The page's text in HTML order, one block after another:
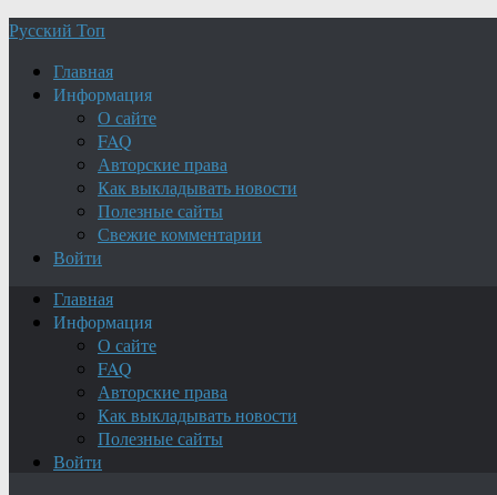
Русский Топ
Главная
Информация
О сайте
FAQ
Авторские права
Как выкладывать новости
Полезные сайты
Свежие комментарии
Войти
Главная
Информация
О сайте
FAQ
Авторские права
Как выкладывать новости
Полезные сайты
Войти